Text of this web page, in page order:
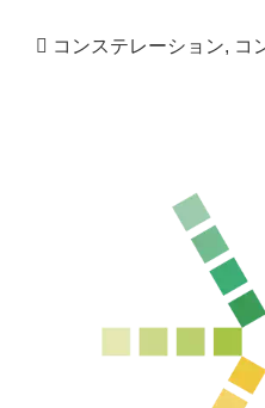
コンステレーション, コ